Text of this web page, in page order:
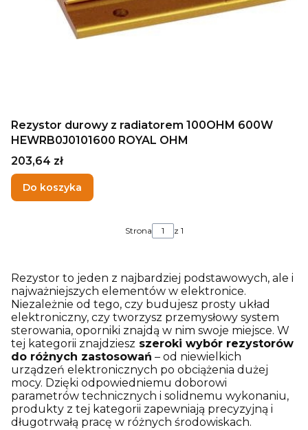
Rezystor durowy z radiatorem 100OHM 600W
HEWRB0J0101600 ROYAL OHM
Cena
203,64 zł
Do koszyka
Strona z 1
Rezystor to jeden z najbardziej podstawowych, ale i
najważniejszych elementów w elektronice.
Niezależnie od tego, czy budujesz prosty układ
elektroniczny, czy tworzysz przemysłowy system
sterowania, oporniki znajdą w nim swoje miejsce. W
tej kategorii znajdziesz szeroki wybór rezystorów
do różnych zastosowań – od niewielkich
urządzeń elektronicznych po obciążenia dużej
mocy. Dzięki odpowiedniemu doborowi
parametrów technicznych i solidnemu wykonaniu,
produkty z tej kategorii zapewniają precyzyjną i
długotrwałą pracę w różnych środowiskach.